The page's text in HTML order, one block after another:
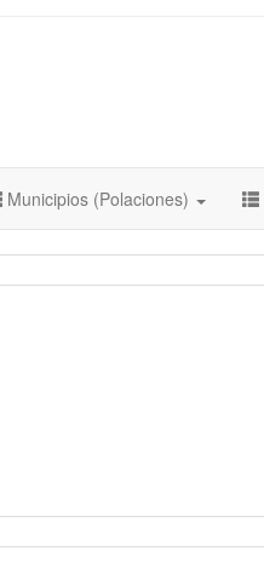
Municipios (Polaciones)